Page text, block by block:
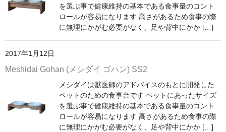
を選ぶ事で健康維持の基本である食事量のコント
ロールが容易になります 高さがあるため食事の際
に無理にかがむ必要がなく、足や背中にかか […]
2017年1月12日
Meshidai Gohan (メシダイ ゴハン) SS2
メシダイは獣医師のアドバイスのもとに開発した
ペットのための食事台です ペットにあったサイズ
を選ぶ事で健康維持の基本である食事量のコント
ロールが容易になります 高さがあるため食事の際
に無理にかがむ必要がなく、足や背中にかか […]